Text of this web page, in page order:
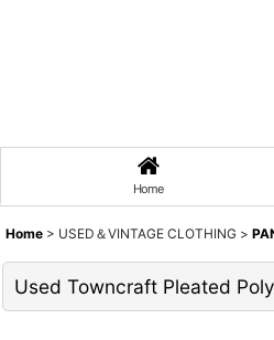
Home
Home > USED＆VINTAGE CLOTHING >
Used Towncraft Pleated